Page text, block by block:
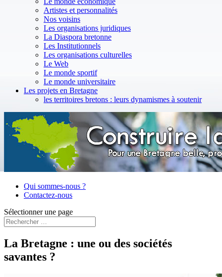
Artistes et personnalités
Nos voisins
Les organisations juridiques
La Diaspora bretonne
Les Institutionnels
Les organisations culturelles
Le Web
Le monde sportif
Le monde universitaire
Les projets en Bretagne
les territoires bretons : leurs dynamismes à soutenir
Qui sommes-nous ?
Contactez-nous
Sélectionner une page
La Bretagne : une ou des sociétés
savantes ?